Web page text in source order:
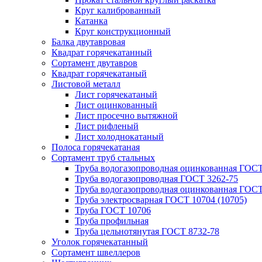
Круг калиброванный
Катанка
Круг конструкционный
Балка двутавровая
Квадрат горячекатанный
Сортамент двутавров
Квадрат горячекатаный
Листовой металл
Лист горячекатаный
Лист оцинкованный
Лист просечно вытяжной
Лист рифленый
Лист холоднокатаный
Полоса горячекатаная
Сортамент труб стальных
Труба водогазопроводная оцинкованная
Труба водогазопроводная ГОСТ 3262-75
Труба водогазопроводная оцинкованная
Труба электросварная ГОСТ 10704 (10705)
Труба ГОСТ 10706
Труба профильная
Труба цельнотянутая ГОСТ 8732-78
Уголок горячекатанный
Сортамент швеллеров